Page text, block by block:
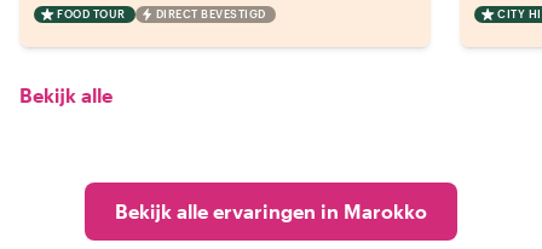
FOOD TOUR DIRECT BEVESTIGD CITY
Bekijk alle
Bekijk alle ervaringen in Marokko